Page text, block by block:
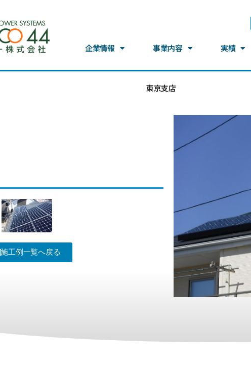
企業情報 事業内容 実績
東京支店
施工例一覧へ戻る